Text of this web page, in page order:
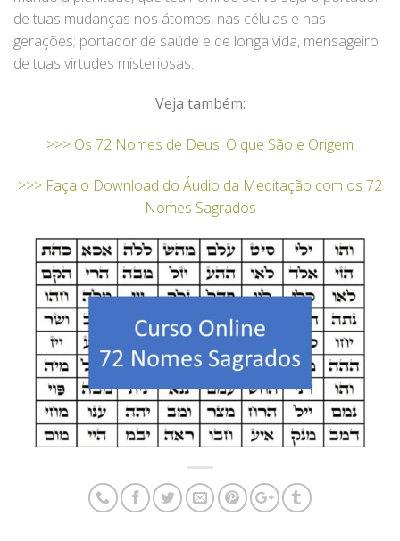
de tuas mudanças nos átomos, nas células e nas
gerações; portador de saúde e de longa vida, mensageiro
de tuas virtudes misteriosas.
Veja também:
>>> Os 72 Nomes de Deus: O que São e Origem
>>> Faça o Download do Áudio da Meditação com os 72
Nomes Sagrados